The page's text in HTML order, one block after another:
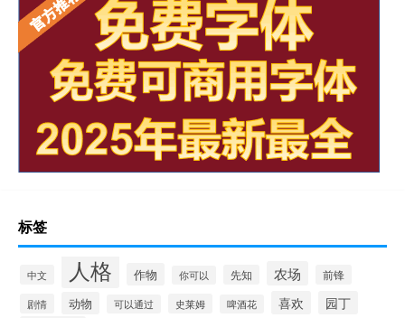
标签
中文 人格 作物 你可以 先知 农场
前锋
剧情
动物 可以通过 史莱姆 啤酒花 喜欢 园丁